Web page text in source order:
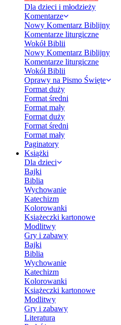
Dla dzieci i młodzieży
Komentarze
Nowy Komentarz Biblijny
Komentarze liturgiczne
Wokół Biblii
Nowy Komentarz Biblijny
Komentarze liturgiczne
Wokół Biblii
Oprawy na Pismo Święte
Format duży
Format średni
Format mały
Format duży
Format średni
Format mały
Paginatory
Książki
Dla dzieci
Bajki
Biblia
Wychowanie
Katechizm
Kolorowanki
Książeczki kartonowe
Modlitwy
Gry i zabawy
Bajki
Biblia
Wychowanie
Katechizm
Kolorowanki
Książeczki kartonowe
Modlitwy
Gry i zabawy
Literatura